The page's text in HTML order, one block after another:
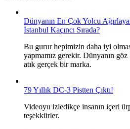
Dünyanın En Çok Yolcu
İstanbul Kaçıncı Sırada?
Bu gurur hepimizin daha iyi
yapmamız gerekir. Dünyanın
atık gerçek bir marka.
79 Yıllık DC-3 Pistten Çıktı!
Videoyu izledikçe insanın içeri
teşekkürler.